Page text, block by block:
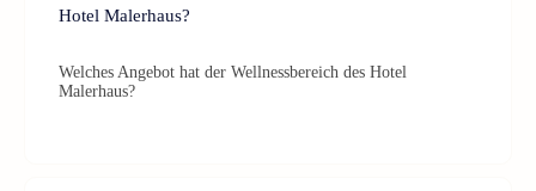
Hotel Malerhaus?
Welches Angebot hat der Wellnessbereich des Hotel
Malerhaus?